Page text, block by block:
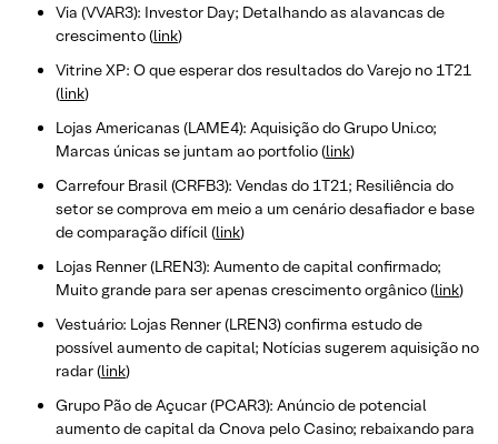
Via (VVAR3): Investor Day; Detalhando as alavancas de
crescimento (link)
Vitrine XP: O que esperar dos resultados do Varejo no 1T21
(link)
Lojas Americanas (LAME4): Aquisição do Grupo Uni.co;
Marcas únicas se juntam ao portfolio (link)
Carrefour Brasil (CRFB3): Vendas do 1T21; Resiliência do
setor se comprova em meio a um cenário desafiador e base
de comparação difícil (link)
Lojas Renner (LREN3): Aumento de capital confirmado;
Muito grande para ser apenas crescimento orgânico (link)
Vestuário: Lojas Renner (LREN3) confirma estudo de
possível aumento de capital; Notícias sugerem aquisição no
radar (link)
Grupo Pão de Açucar (PCAR3): Anúncio de potencial
aumento de capital da Cnova pelo Casino; rebaixando para